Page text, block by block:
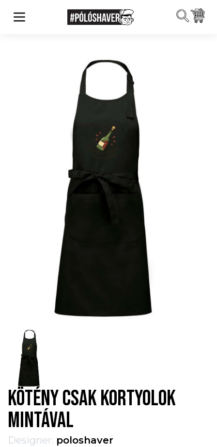
KÖTÉNY CSAK KORTYOLOK
MINTÁVAL
Designer: poloshaver